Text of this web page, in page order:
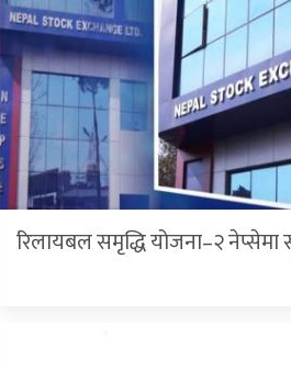
रिलायबल समृद्धि योजना–२